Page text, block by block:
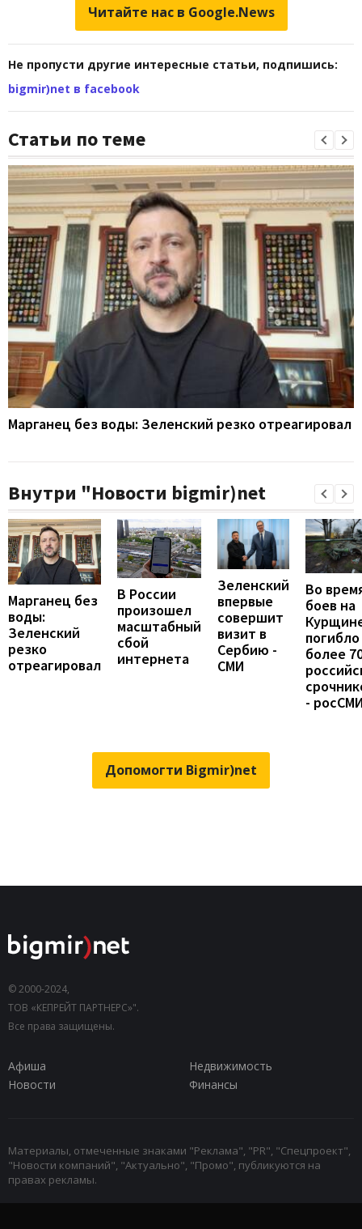
Читайте нас в Google.News
Не пропусти другие интересные статьи, подпишись:
bigmir)net в facebook
Статьи по теме
Марганец без воды: Зеленский резко отреагировал
Внутри "Новости bigmir)net
Марганец без
воды:
Зеленский
резко
отреагировал
В России
произошел
масштабный
сбой
интернета
Зеленский
впервые
совершит
визит в
Сербию -
СМИ
Во
боев на
погибло
более
-
Допомогти Bigmir)net
© 2000-2024,
ТОВ «КЕПРЕЙТ ПАРТНЕРС»".
Все права защищены.
Афиша
Недвижимость
Новости
Финансы
Материалы, отмеченные знаками "Реклама", "PR", "Спецпроект",
"Новости компаний", "Актуально", "Промо", публикуются на
правах рекламы.